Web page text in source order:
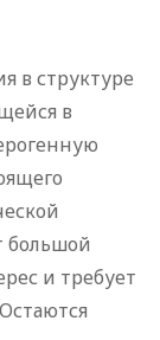
в структуре
в
большой
и требует